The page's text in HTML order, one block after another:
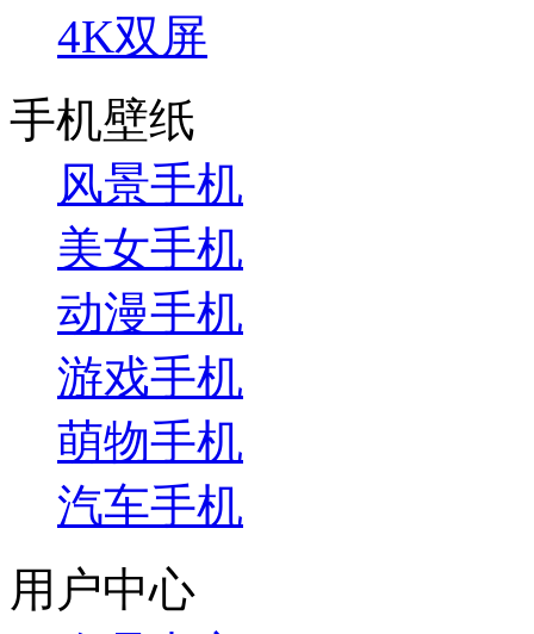
4K双屏
手机壁纸
风景手机
美女手机
动漫手机
游戏手机
萌物手机
汽车手机
用户中心